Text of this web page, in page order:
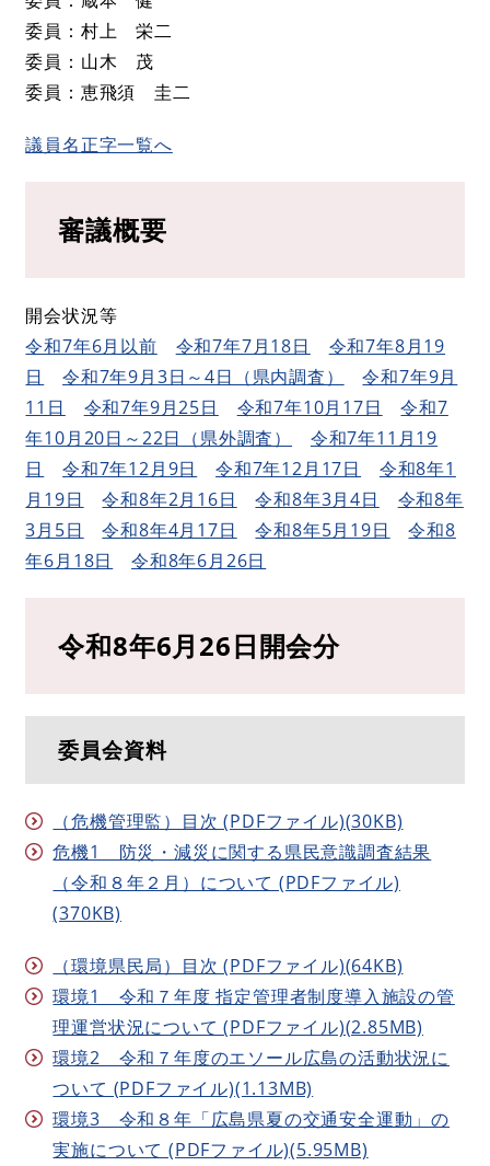
委員：村上 栄二
委員：山木 茂
委員：恵飛須 圭二
議員名正字一覧へ
審議概要
開会状況等
令和7年6月以前
令和7年7月18日
令和7年8月19
日
令和7年9月3日～4日（県内調査）
令和7年9月
11日
令和7年9月25日 令和7年10月17日
令和7
年10月20日～22日（県外調査）
令和7年11月19
日
​令和7年12月9日 ​令和7年12月17日
令和8年1
月19日
令和8年2月16日 令和8年3月4日
令和8年
3月5日
令和8年4月17日 令和8年5月19日
令和8
年6月18日
令和8年6月26日
令和8年6月26日開会分
委員会資料
（危機管理監）目次 (PDFファイル)(30KB)
危機1 防災・減災に関する県民意識調査結果
（令和８年２月）について (PDFファイル)
(370KB)
（環境県民局）目次 (PDFファイル)(64KB)
環境1 令和７年度 指定管理者制度導入施設の管
理運営状況について (PDFファイル)(2.85MB)
環境2 令和７年度のエソール広島の活動状況に
ついて (PDFファイル)(1.13MB)
環境3 令和８年「広島県夏の交通安全運動」の
実施について (PDFファイル)(5.95MB)